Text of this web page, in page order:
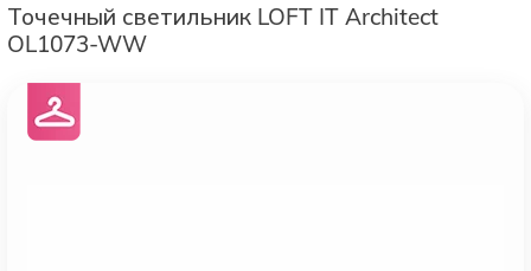
Точечный светильник LOFT IT Architect
OL1073-WW